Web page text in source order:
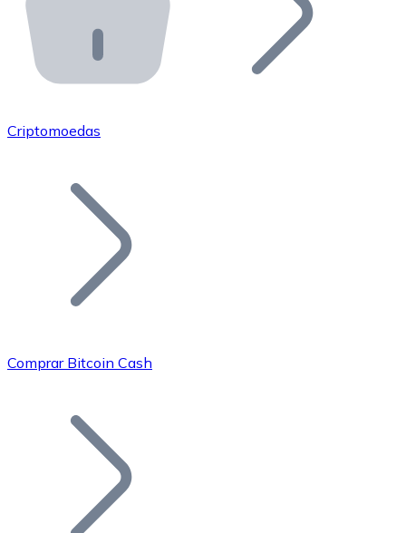
API Bitnovo
Integre nossa API no seu ecossistema.
Junte-se à nossa rede de revendedores e comercialize
Adicione o token do seu projeto ao nosso serviço de
Bitcoin
Criptomoedas
Comprar Bitcoin Cash